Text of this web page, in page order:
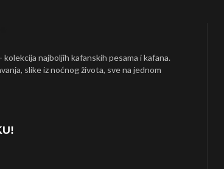
najboljih kafanskih pesama i kafana.
slike iz noćnog života, sve na jednom